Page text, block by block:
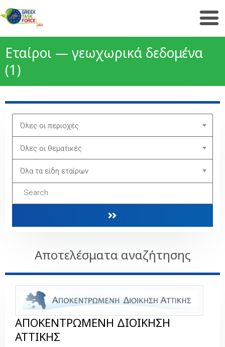
Εταίροι — γεωχωρικά δεδομένα
(1)
Όλες οι περιοχές
Όλες οι θεματικές
Όλα τα είδη εταίρων

Αποτελέσματα αναζήτησης
ΑΠΟΚΕΝΤΡΩΜΕΝΗ ΔΙΟΙΚΗΣΗ
ΑΤΤΙΚΗΣ